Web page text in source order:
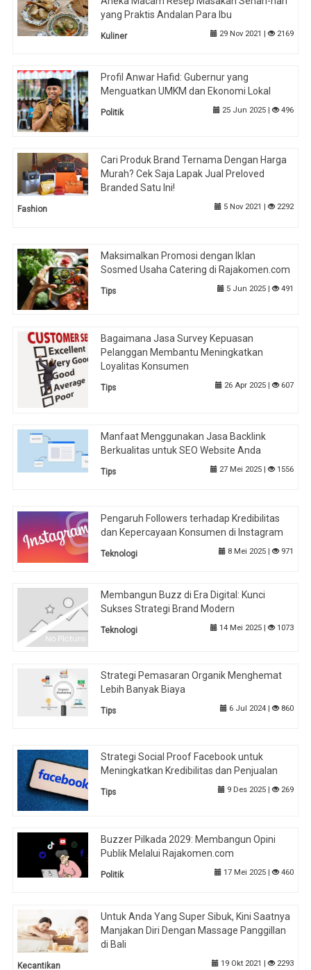
yang Praktis Andalan Para Ibu
Kuliner 29 Nov 2021 | 2169
Profil Anwar Hafid: Gubernur yang
Menguatkan UMKM dan Ekonomi Lokal
Politik 25 Jun 2025 | 496
Cari Produk Brand Ternama Dengan Harga
Murah? Cek Saja Lapak Jual Preloved
Branded Satu Ini!
Fashion 5 Nov 2021 | 2292
Maksimalkan Promosi dengan Iklan
Sosmed Usaha Catering di Rajakomen.com
Tips 5 Jun 2025 | 491
Bagaimana Jasa Survey Kepuasan
Pelanggan Membantu Meningkatkan
Loyalitas Konsumen
Tips 26 Apr 2025 | 607
Manfaat Menggunakan Jasa Backlink
Berkualitas untuk SEO Website Anda
Tips 27 Mei 2025 | 1556
Pengaruh Followers terhadap Kredibilitas
dan Kepercayaan Konsumen di Instagram
Teknologi 8 Mei 2025 | 971
Membangun Buzz di Era Digital: Kunci
Sukses Strategi Brand Modern
Teknologi 14 Mei 2025 | 1073
Strategi Pemasaran Organik Menghemat
Lebih Banyak Biaya
Tips 6 Jul 2024 | 860
Strategi Social Proof Facebook untuk
Meningkatkan Kredibilitas dan Penjualan
Tips 9 Des 2025 | 269
Buzzer Pilkada 2029: Membangun Opini
Publik Melalui Rajakomen.com
Politik 17 Mei 2025 | 460
Untuk Anda Yang Super Sibuk, Kini Saatnya
Manjakan Diri Dengan Massage Panggillan
di Bali
Kecantikan 19 Okt 2021 | 2293